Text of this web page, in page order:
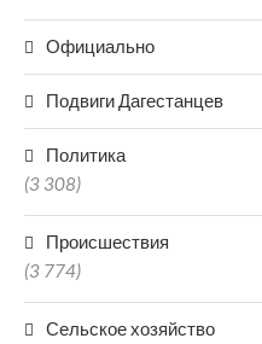
Официально
Подвиги Дагестанцев
Политика
(3 308)
Происшествия
(3 774)
Сельское хозяйство